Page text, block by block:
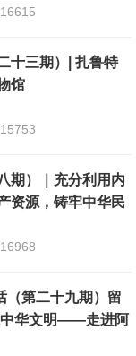
16615
十三期）| 扎鲁特
馆
15753
期）｜充分利用内
资源，铸牢中华民
16968
（第二十九期）留
中华文明——走进阿